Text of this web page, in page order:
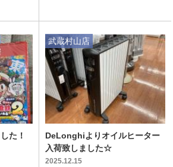
た！
DeLonghiよりオイルヒーター
入荷致しました☆
2025.12.15
武蔵村山店